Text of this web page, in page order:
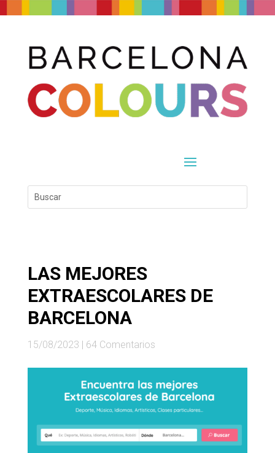
LAS MEJORES
EXTRAESCOLARES DE
BARCELONA
15/08/2023 64 Comentarios